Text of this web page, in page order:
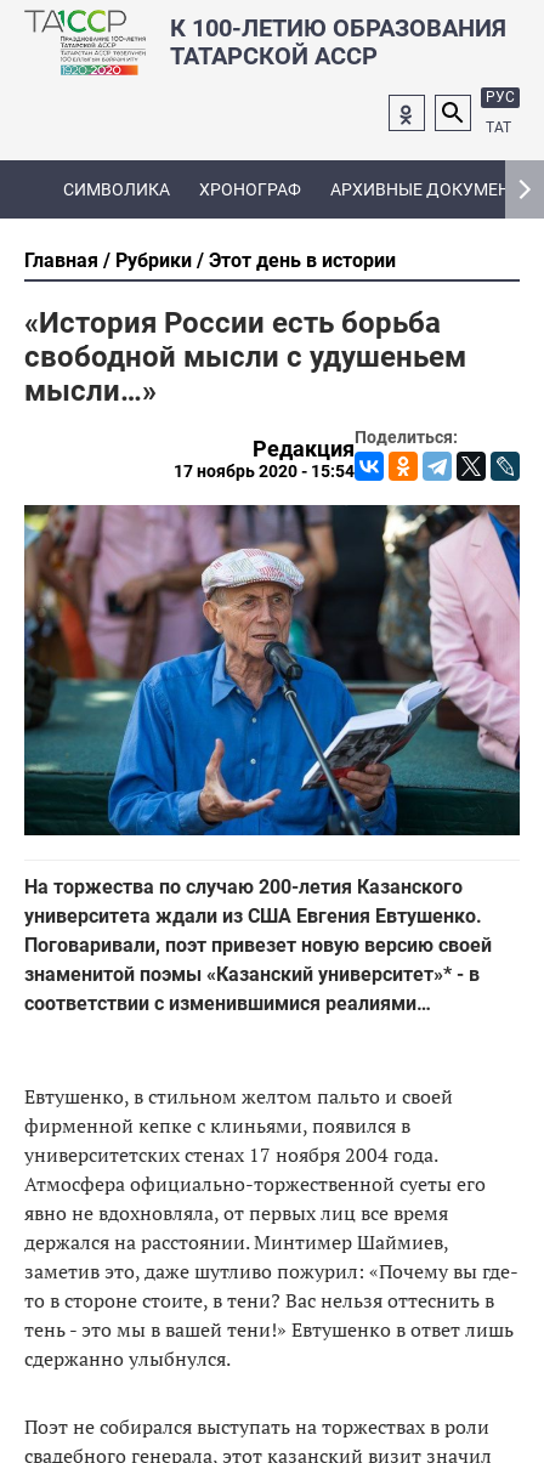
К 100-ЛЕТИЮ ОБРАЗОВАНИЯ
ТАТАРСКОЙ АССР
РУС
ТАТ
СИМВОЛИКА ХРОНОГРАФ АРХИВНЫЕ ДОКУМЕНТЫ
Главная Рубрики Этот день в истории
«История России есть борьба
свободной мысли с удушеньем
мысли…»
Поделиться:
Редакция
17 ноябрь 2020 - 15:54
На торжества по случаю 200-летия Казанского
университета ждали из США Евгения Евтушенко.
Поговаривали, поэт привезет новую версию своей
знаменитой поэмы «Казанский университет»* - в
соответствии с изменившимися реалиями…
Евтушенко, в стильном желтом пальто и своей
фирменной кепке с клиньями, появился в
университетских стенах 17 ноября 2004 года.
Атмосфера официально-торжественной суеты его
явно не вдохновляла, от первых лиц все время
держался на расстоянии. Минтимер Шаймиев,
заметив это, даже шутливо пожурил: «Почему вы где-
то в стороне стоите, в тени? Вас нельзя оттеснить в
тень - это мы в вашей тени!» Евтушенко в ответ лишь
сдержанно улыбнулся.
Поэт не собирался выступать на торжествах в роли
свадебного генерала, этот казанский визит значил